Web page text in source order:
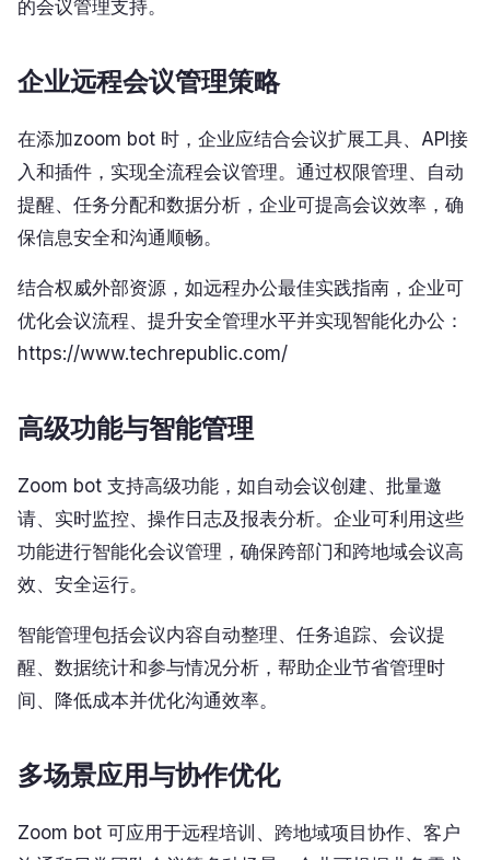
的会议管理支持。
企业远程会议管理策略
在添加zoom bot 时，企业应结合会议扩展工具、API接
入和插件，实现全流程会议管理。通过权限管理、自动
提醒、任务分配和数据分析，企业可提高会议效率，确
保信息安全和沟通顺畅。
结合权威外部资源，如远程办公最佳实践指南，企业可
优化会议流程、提升安全管理水平并实现智能化办公：
https://www.techrepublic.com/
高级功能与智能管理
Zoom bot 支持高级功能，如自动会议创建、批量邀
请、实时监控、操作日志及报表分析。企业可利用这些
功能进行智能化会议管理，确保跨部门和跨地域会议高
效、安全运行。
智能管理包括会议内容自动整理、任务追踪、会议提
醒、数据统计和参与情况分析，帮助企业节省管理时
间、降低成本并优化沟通效率。
多场景应用与协作优化
Zoom bot 可应用于远程培训、跨地域项目协作、客户